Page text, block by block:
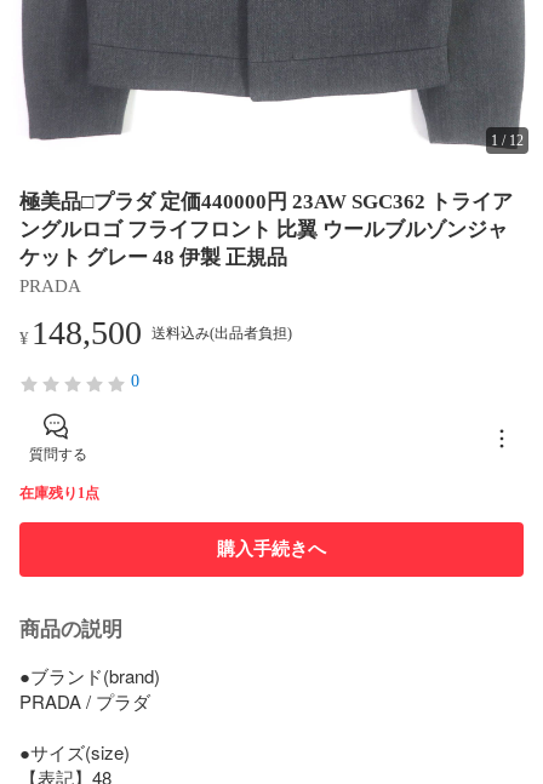
1 / 12
極美品□プラダ 定価440000円 23AW SGC362 トライア
ングルロゴ フライフロント 比翼 ウールブルゾンジャ
ケット グレー 48 伊製 正規品
PRADA
¥ 148,500 送料込み(出品者負担)
0
質問する
在庫残り1点
購入手続きへ
商品の説明
●ブランド(brand)
PRADA / プラダ
●サイズ(size)
【表記】48